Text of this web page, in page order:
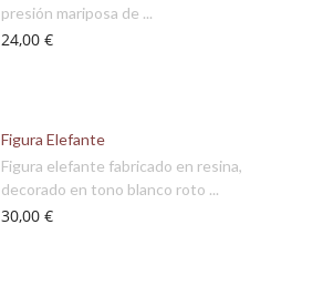
presión mariposa de ...
24,00 €
Figura Elefante
Figura elefante fabricado en resina,
decorado en tono blanco roto ...
30,00 €